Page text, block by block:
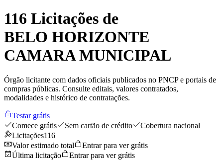
116 Licitações de
BELO HORIZONTE
CAMARA MUNICIPAL
Órgão licitante com dados oficiais publicados no PNCP e portais de
compras públicas. Consulte editais, valores contratados,
modalidades e histórico de contratações.
Testar grátis
Comece grátis
Sem cartão de crédito
Cobertura nacional
Licitações116
Valor estimado total
Entrar para ver grátis
Última licitação
Entrar para ver grátis